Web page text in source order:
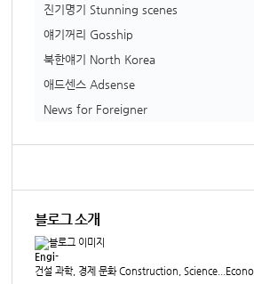
진기명기 Stunning scenes
얘기꺼리 Gosship
북한얘기 North Korea
애드센스 Adsense
News for Foreigner
블로그 소개
Engi-
건설 과학, 경제 문화 Construction,